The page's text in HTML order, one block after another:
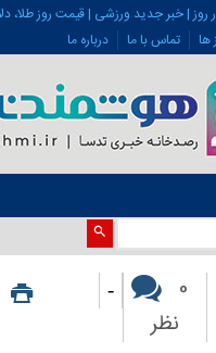
روز | خبر جدید ورزشی | قیمت روز طلا،
ها
تماس با ما درباره ما
0
نظر
-